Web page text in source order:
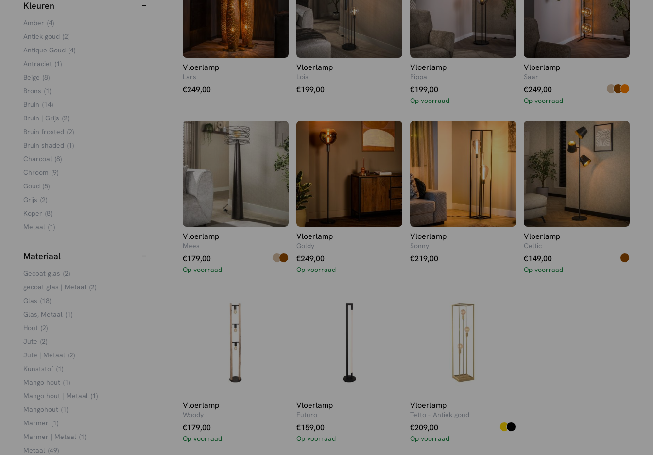
Kleuren
Amber (4)
Antiek goud (2)
Antique Goud (4)
Antraciet (1)
Beige (8)
Brons (1)
Bruin (14)
Bruin | Grijs (2)
Bruin frosted (2)
Bruin shaded (1)
Charcoal (8)
Chroom (9)
Goud (5)
Grijs (2)
Koper (8)
Metaal (1)
Naturel (4)
Materiaal
Gecoat glas (2)
gecoat glas | Metaal (2)
Glas (18)
Glas, Metaal (1)
Hout (2)
Jute (2)
Jute | Metaal (2)
Kunststof (1)
Mango hout (1)
Mango hout | Metaal (1)
Mangohout (1)
Marmer (1)
Marmer | Metaal (1)
Metaal (49)
Vloerlamp
Lars
€249,00
Vloerlamp
Lois
€199,00
Vloerlamp
Pippa
€199,00
Op voorraad
Vloerlamp
Saar
€249,00
Op voorraad
Vloerlamp
Mees
€179,00
Op voorraad
Vloerlamp
Goldy
€249,00
Op voorraad
Vloerlamp
Sonny
€219,00
Vloerlamp
Celtic
€149,00
Op voorraad
Vloerlamp
Woody
€179,00
Op voorraad
Vloerlamp
Futuro
€159,00
Op voorraad
Vloerlamp
Tetto – Antiek goud
€209,00
Op voorraad